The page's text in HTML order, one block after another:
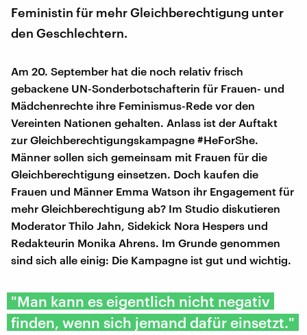
Feministin für mehr Gleichberechtigung unter
den Geschlechtern.
Am 20. September hat die noch relativ frisch
gebackene UN-Sonderbotschafterin für Frauen- und
Mädchenrechte ihre Feminismus-Rede vor den
Vereinten Nationen gehalten. Anlass ist der Auftakt
zur Gleichberechtigungskampagne #HeForShe.
Männer sollen sich gemeinsam mit Frauen für die
Gleichberechtigung einsetzen. Doch kaufen die
Frauen und Männer Emma Watson ihr Engagement für
mehr Gleichberechtigung ab? Im Studio diskutieren
Moderator Thilo Jahn, Sidekick Nora Hespers und
Redakteurin Monika Ahrens. Im Grunde genommen
sind sich alle einig: Die Kampagne ist gut und wichtig.
"Man kann es eigentlich nicht negativ
finden, wenn sich jemand dafür einsetzt."